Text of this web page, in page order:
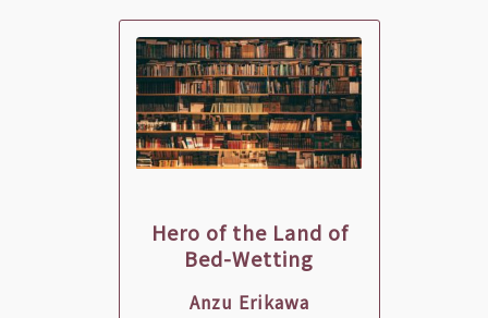
Hero of the Land of
Bed-Wetting
Anzu Erikawa